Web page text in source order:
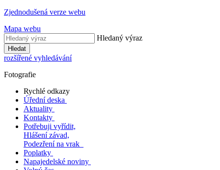
Zjednodušená verze webu
Mapa webu
Hledaný výraz
Hledat
rozšířené vyhledávání
Fotografie
Rychlé odkazy
Úřední deska
Aktuality
Kontakty
Potřebuji vyřídit,
Hlášení závad,
Podezření na vrak
Poplatky
Napajedelské noviny